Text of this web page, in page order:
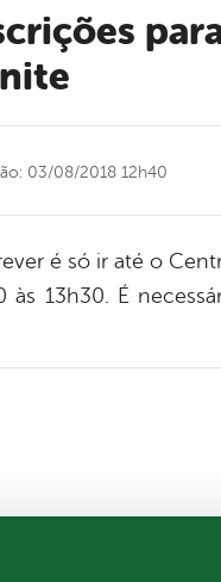
03/08/2018 12h40
é só ir até o
13h30. É